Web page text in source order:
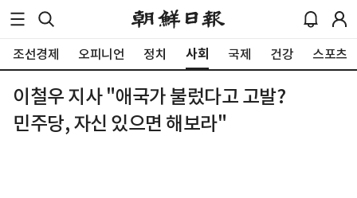
조선경제 오피니언 정치 사회 국제 건강 스포츠
이철우 지사 "애국가 불렀다고 고발?
민주당, 자신 있으면 해보라"